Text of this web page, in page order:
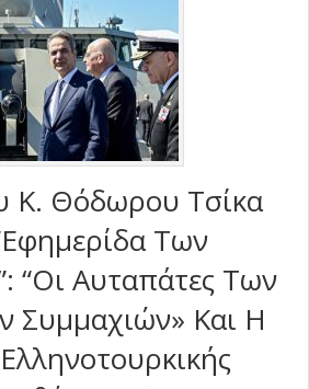
Κ. Θόδωρου Τσίκα
Των
“Οι Αυταπάτες Των
Συμμαχιών» Και Η